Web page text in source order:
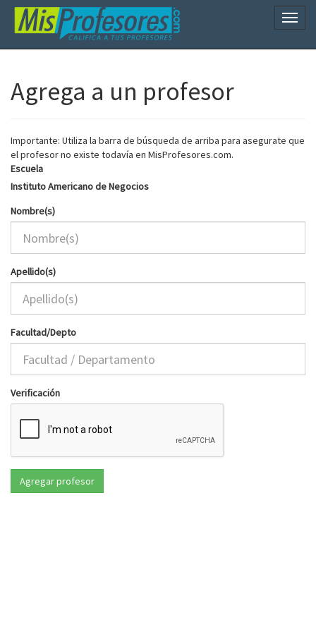
Agrega a un profesor
Importante: Utiliza la barra de búsqueda de arriba para asegurate que
el profesor no existe todavía en MisProfesores.com.
Escuela
Instituto Americano de Negocios
Nombre(s)
Apellido(s)
Facultad/Depto
Verificación